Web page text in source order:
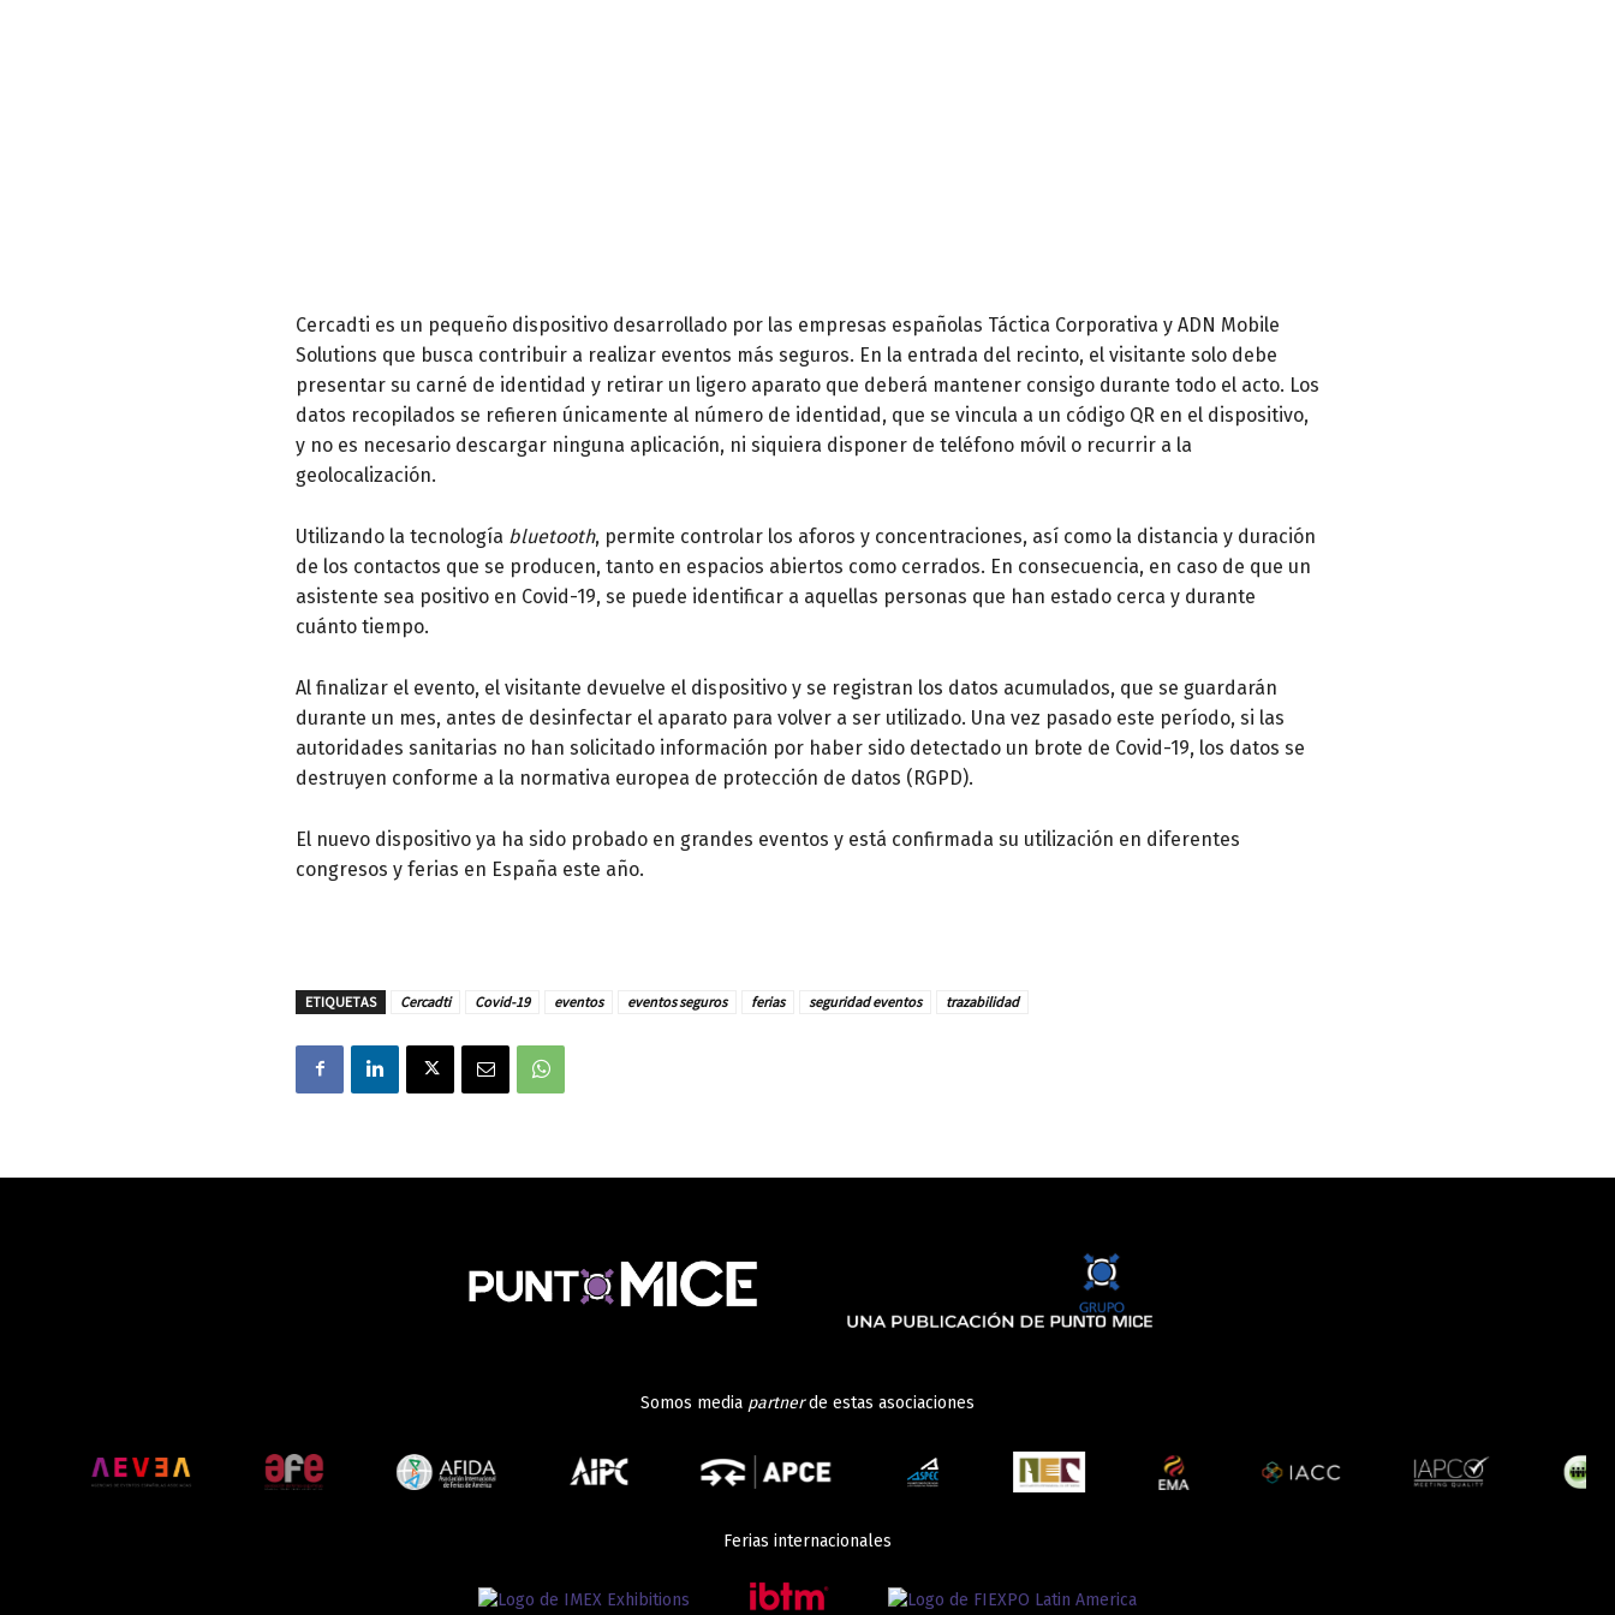
Cercadti es un pequeño dispositivo desarrollado por las empresas españolas Táctica Corporativa y ADN Mobile
Solutions que busca contribuir a realizar eventos más seguros. En la entrada del recinto, el visitante solo debe
presentar su carné de identidad y retirar un ligero aparato que deberá mantener consigo durante todo el acto. Los
datos recopilados se refieren únicamente al número de identidad, que se vincula a un código QR en el dispositivo,
y no es necesario descargar ninguna aplicación, ni siquiera disponer de teléfono móvil o recurrir a la
geolocalización.
Utilizando la tecnología bluetooth, permite controlar los aforos y concentraciones, así como la distancia y duración
de los contactos que se producen, tanto en espacios abiertos como cerrados. En consecuencia, en caso de que un
asistente sea positivo en Covid-19, se puede identificar a aquellas personas que han estado cerca y durante
cuánto tiempo.
Al finalizar el evento, el visitante devuelve el dispositivo y se registran los datos acumulados, que se guardarán
durante un mes, antes de desinfectar el aparato para volver a ser utilizado. Una vez pasado este período, si las
autoridades sanitarias no han solicitado información por haber sido detectado un brote de Covid-19, los datos se
destruyen conforme a la normativa europea de protección de datos (RGPD).
El nuevo dispositivo ya ha sido probado en grandes eventos y está confirmada su utilización en diferentes
congresos y ferias en España este año.
ETIQUETAS Cercadti Covid-19 eventos eventos seguros ferias seguridad eventos trazabilidad
Somos media partnerde estas asociaciones
Ferias internacionales